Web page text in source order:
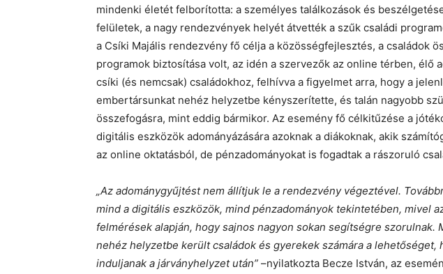
mindenki életét felborította: a személyes találkozások és
felületek, a nagy rendezvények helyét átvették a szűk családi
a Csíki Majális rendezvény fő célja a közösségfejlesztés, a családok
programok biztosítása volt, az idén a szervezők az online térben, élő
csíki (és nemcsak) családokhoz, felhívva a figyelmet arra, hogy a
embertársunkat nehéz helyzetbe kényszerítette, és talán nagyobb
összefogásra, mint eddig bármikor. Az esemény fő célkitűzése a
digitális eszközök adományázására azoknak a diákoknak, akik
az online oktatásból, de pénzadományokat is fogadtak a rászoruló
„Az adománygyűjtést nem állítjuk le a rendezvény végeztével.
mind a digitális eszközök, mind pénzadományok tekintetében, mivel
felmérések alapján, hogy sajnos nagyon sokan segítségre szorulnak.
nehéz helyzetbe került családok és gyerekek számára a lehetőséget,
induljanak a járványhelyzet után” –nyilatkozta Becze István, az